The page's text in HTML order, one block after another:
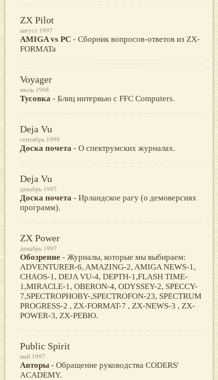
ZX Pilot
август 1997
AMIGA vs PC - Сборник вопросов-ответов из ZX-
FORMATa
Voyager
июль 1998
Тусовка - Блиц интервью с FFC Computers.
Deja Vu
сентябрь 1998
Доска почета - О спектрумских журналах.
Deja Vu
декабрь 1997
Доска почета - Ирландское рагу (о демоверсиях
программ).
ZX Power
декабрь 1997
Обозрение - Журналы, которые мы выбираем:
ADVENTURER-6, AMAZING-2, AMIGA NEWS-1,
CHAOS-1, DEJA VU-4, DEPTH-1,FLASH TIME-
1,MIRACLE-1, OBERON-4, ODYSSEY-2, SPECCY-
7,SPECTROPHOBY-,SPECTROFON-23, SPECTRUM
PROGRESS-2 , ZX-FORMAT-7 , ZX-NEWS-3 , ZX-
POWER-3, ZX-РЕВЮ.
Public Spirit
май 1997
Авторы - Обращение руководства CODERS'
ACADEMY.